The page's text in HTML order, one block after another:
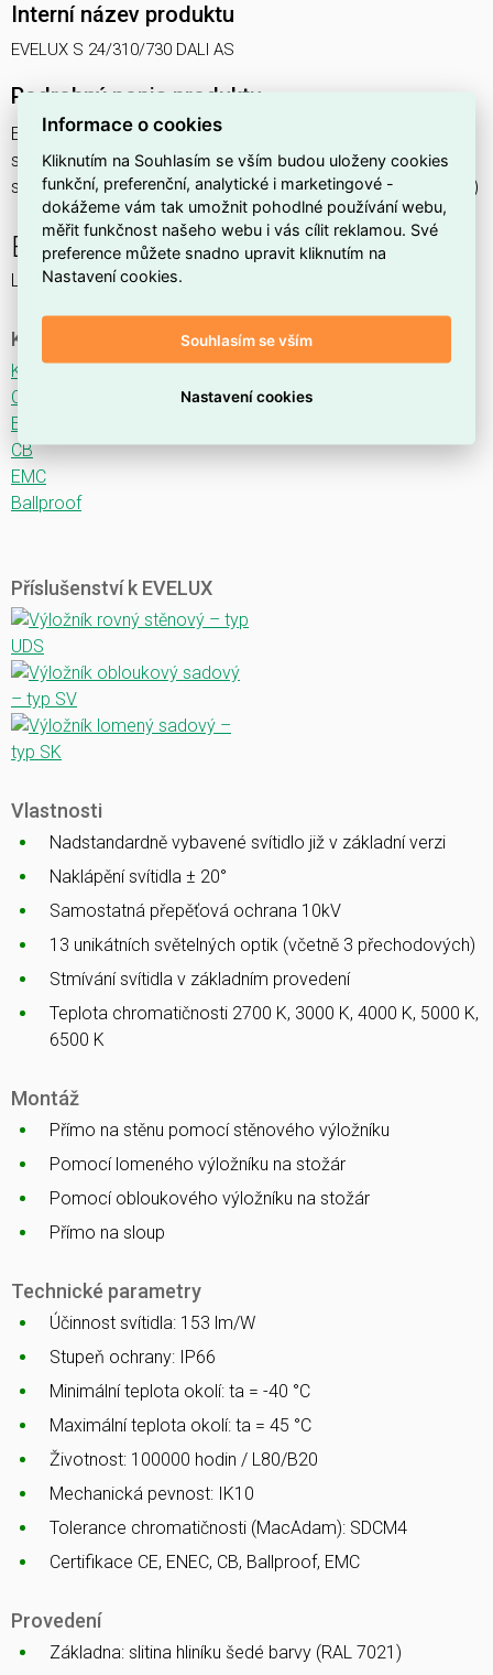
Interní název produktu
EVELUX S 24/310/730 DALI AS
Podrobný popis produktu
EVELUX S 24/310/730 DALI AS 26W IP66
svítidlo pouliční s modulem LED, spektrum 730A3, regulace
stmívání ovládané DALI protokolem, optika AS (Asymmetric)
EVELUX
LED svítidlo pro osvětlení komunikací.
Ke stažení
Katalogový list
CE
ENEC
CB
EMC
Ballproof
Příslušenství k EVELUX
Vlastnosti
Nadstandardně vybavené svítidlo již v základní verzi
Naklápění svítidla ± 20°
Samostatná přepěťová ochrana 10kV
13 unikátních světelných optik (včetně 3 přechodových)
Stmívání svítidla v základním provedení
Teplota chromatičnosti 2700 K, 3000 K, 4000 K, 5000 K,
6500 K
Montáž
Přímo na stěnu pomocí stěnového výložníku
Pomocí lomeného výložníku na stožár
Pomocí obloukového výložníku na stožár
Přímo na sloup
Technické parametry
Účinnost svítidla: 153 lm/W
Stupeň ochrany: IP66
Minimální teplota okolí: ta = -40 °C
Maximální teplota okolí: ta = 45 °C
Životnost: 100000 hodin / L80/B20
Mechanická pevnost: IK10
Tolerance chromatičnosti (MacAdam): SDCM4
Certifikace CE, ENEC, CB, Ballproof, EMC
Provedení
Základna: slitina hliníku šedé barvy (RAL 7021)
Informace o cookies
Kliknutím na Souhlasím se vším budou uloženy cookies
funkční, preferenční, analytické i marketingové -
dokážeme vám tak umožnit pohodlné používání webu,
měřit funkčnost našeho webu i vás cílit reklamou. Své
preference můžete snadno upravit kliknutím na
Nastavení cookies.
Souhlasím se vším
Nastavení cookies